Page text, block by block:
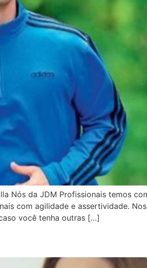
Nós da JDM Profissionais temos
com agilidade e assertividade.
você tenha outras […]